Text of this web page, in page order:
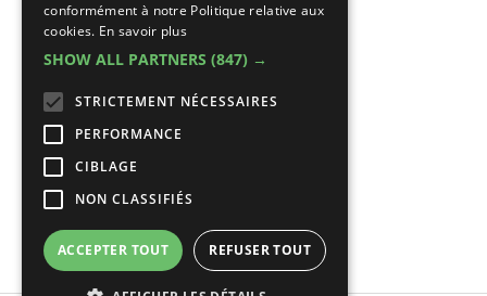
conformément à notre Politique relative aux
cookies. En savoir plus
SHOW ALL PARTNERS (847) →
STRICTEMENT NÉCESSAIRES
PERFORMANCE
CIBLAGE
NON CLASSIFIÉS
ACCEPTER TOUT REFUSER TOUT